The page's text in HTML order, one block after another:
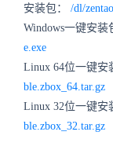
安装包： /dl/
Windows一键安装
e.exe
Linux 64位一键安
ble.zbox_64.tar.gz
Linux 32位一键安
ble.zbox_32.tar.gz